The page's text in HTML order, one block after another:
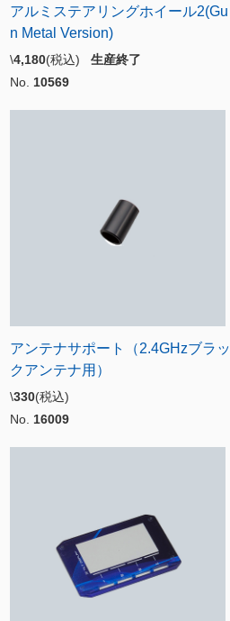
アルミステアリングホイール2(Gu
n Metal Version)
\4,180(税込) 生産終了
No. 10569
アンテナサポート（2.4GHzブラッ
クアンテナ用）
\330(税込)
No. 16009